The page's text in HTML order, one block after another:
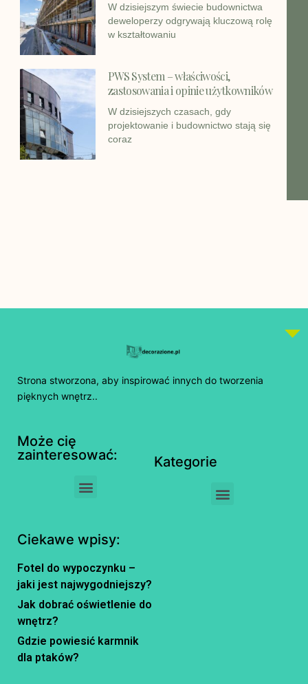
W dzisiejszym świecie budownictwa
deweloperzy odgrywają kluczową rolę
w kształtowaniu
PWS System – właściwości,
zastosowania i opinie użytkowników
W dzisiejszych czasach, gdy
projektowanie i budownictwo stają się
coraz
Strona stworzona, aby inspirować innych do tworzenia
pięknych wnętrz..
Może cię
zainteresować:
Kategorie
Ciekawe wpisy:
Fotel do wypoczynku –
jaki jest najwygodniejszy?
Jak dobrać oświetlenie do
wnętrz?
Gdzie powiesić karmnik
dla ptaków?